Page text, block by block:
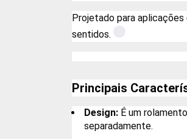
Projetado para
sentidos.
Principais
Design: É um
separadamente.